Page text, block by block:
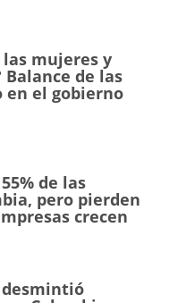
las mujeres y
Balance de las
en el gobierno
de las
pero pierden
crecen
desmintió